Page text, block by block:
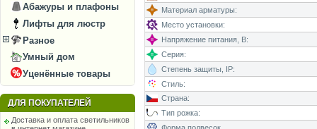
Абажуры и плафоны
Лифты для люстр
Разное
Умный дом
Уценённые товары
ДЛЯ ПОКУПАТЕЛЕЙ
Доставка и оплата светильников
Материал арматуры:
Место установки:
Напряжение питания, В:
Серия:
Степень защиты, IP:
Стиль:
Страна:
Тип рожка: